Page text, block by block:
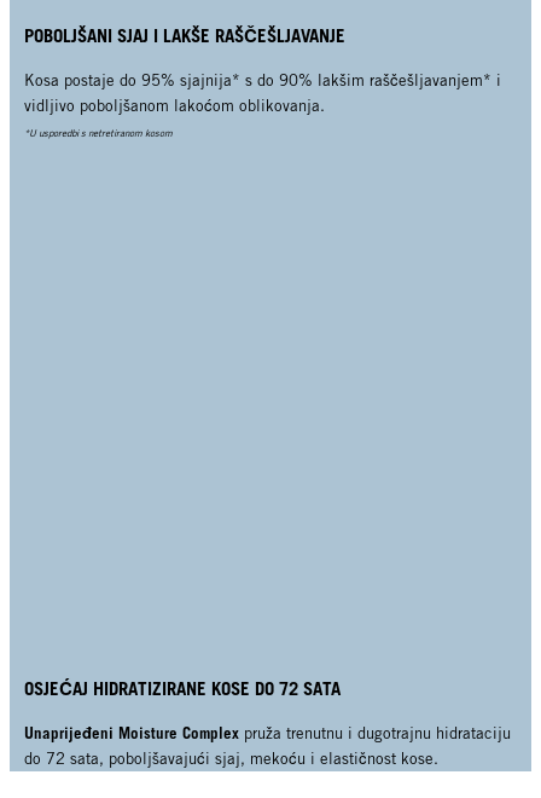
POBOLJŠANI SJAJ I LAKŠE RAŠČEŠLJAVANJE
Kosa postaje do 95% sjajnija* s do 90% lakšim raščešljavanjem* i
vidljivo poboljšanom lakoćom oblikovanja.
*U usporedbi s netretiranom kosom
OSJEĆAJ HIDRATIZIRANE KOSE DO 72 SATA
Unaprijeđeni Moisture Complex pruža trenutnu i dugotrajnu hidrataciju
do 72 sata, poboljšavajući sjaj, mekoću i elastičnost kose.